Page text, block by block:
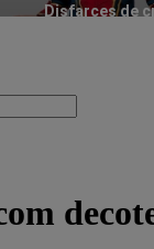
Disfarces de